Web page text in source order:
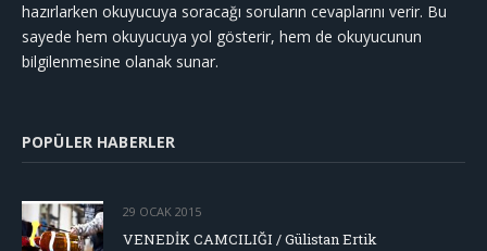
hazırlarken okuyucuya soracağı soruların cevaplarını verir. Bu
sayede hem okuyucuya yol gösterir, hem de okuyucunun
bilgilenmesine olanak sunar.
POPÜLER HABERLER
29 OCAK 2015
VENEDİK CAMCILIĞI / Gülistan Ertik